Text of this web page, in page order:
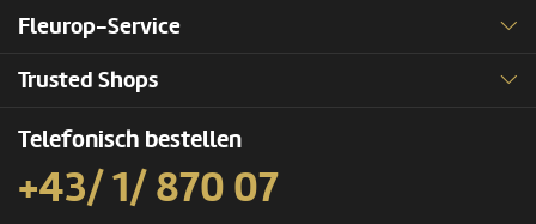
Fleurop-Service
Trusted Shops
Telefonisch bestellen
+43/ 1/ 870 07